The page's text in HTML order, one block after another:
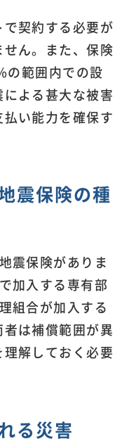
契約する必要が
ん。また、保険
の範囲内での設
よる甚大な被害
い能力を確保す
震保険の種
震保険がありま
加入する専有部
組合が加入する
は補償範囲が異
解しておく必要
る災害